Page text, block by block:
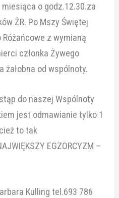
o godz.12.30.za
ŻR. Po Mszy Świętej
z wymianą
członka Żywego
żałobna od wspólnoty.
do naszej Wspólnoty
jest odmawianie tylko 1
to tak
EGZORCYZM –
Kulling tel.693 786